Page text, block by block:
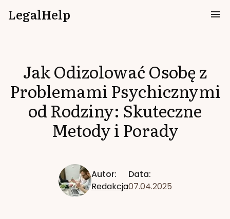
LegalHelp
Jak Odizolować Osobę z
Problemami Psychicznymi
od Rodziny: Skuteczne
Metody i Porady
Autor:
Redakcja
Data:
07.04.2025